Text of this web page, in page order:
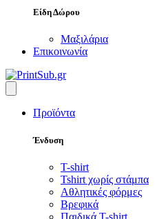
Είδη Δώρου
Μαξιλάρια
Επικοινωνία
Προϊόντα
Ένδυση
T-shirt
Tshirt χωρίς στάμπα
Αθλητικές φόρμες
Βρεφικά
Παιδικά T-shirt